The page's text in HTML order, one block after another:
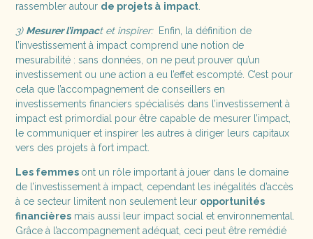
rassembler autour de projets à impact.
3) Mesurer l’impact et inspirer: Enfin, la définition de
l’investissement à impact comprend une notion de
mesurabilité : sans données, on ne peut prouver qu’un
investissement ou une action a eu l’effet escompté. C’est pour
cela que l’accompagnement de conseillers en
investissements financiers spécialisés dans l’investissement à
impact est primordial pour être capable de mesurer l’impact,
le communiquer et inspirer les autres à diriger leurs capitaux
vers des projets à fort impact.
Les femmes ont un rôle important à jouer dans le domaine
de l’investissement à impact, cependant les inégalités d’accès
à ce secteur limitent non seulement leur opportunités
financières mais aussi leur impact social et environnemental.
Grâce à l’accompagnement adéquat, ceci peut être remédié